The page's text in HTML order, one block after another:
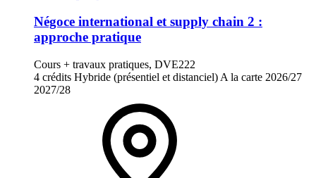
Négoce international et supply chain 2 :
approche pratique
Cours + travaux pratiques, DVE222
4 crédits Hybride (présentiel et distanciel) A la carte 2026/27
2027/28